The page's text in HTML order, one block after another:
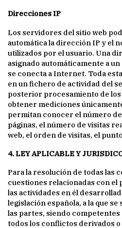
Direcciones IP
Los servidores del sitio web
automática la dirección IP y el
utilizados por el usuario. Una
asignado automáticamente a
se conecta a Internet. Toda
en un fichero de actividad del
posterior procesamiento de los
obtener mediciones
permitan conocer el número
páginas, el número de visitas
web, el orden de visitas, el
4. LEY APLICABLE Y
Para la resolución de todas las
cuestiones relacionadas con el
las actividades en él
legislación española, a la que
las partes, siendo
todos los conflictos derivados